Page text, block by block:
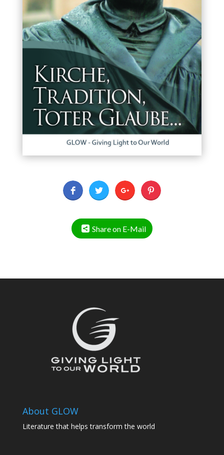
Share on E-Mail
About GLOW
Literature that helps transform the world